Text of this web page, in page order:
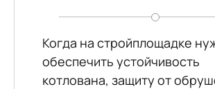
Когда на стройплощадке
обеспечить устойчивость
котлована, защиту от